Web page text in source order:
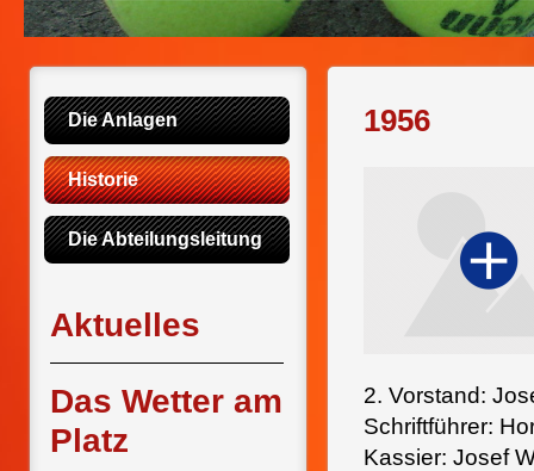
Die Anlagen
Historie
Die Abteilungsleitung
Aktuelles
Das Wetter am
Platz
1956
2. Vorstand:
Schriftführer:
Kassier: Josef